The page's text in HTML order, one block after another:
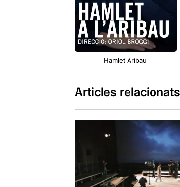
Hamlet Aribau
Articles relacionats